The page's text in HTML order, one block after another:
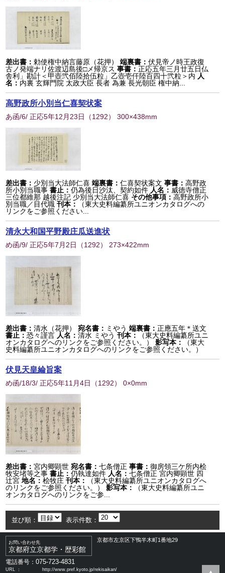
差出書：勅使権中納言藤原（花押） 端裏書：伏見帝ノ時王政復
古ノ発端ナリ佐渡辺島後□メ帰京ス 事書：正応五年三月廿五日仏
舎利」勘計＜甲壺弐佰陸拾伍粒」乙壺壱仟陸百四十弐粒＞内 人
名： 内裏 玄輝門院 太政大臣 長者 為兼 長光朝臣 権中納...
高野政所小別当仁喜契状案
あ函/6/ 正応5年12月23日 （1292） 300×438mm
差出書： 少別当大法師仁喜 端裏書：仁喜契状案文 事書：高野政
所小別当職事 書止：仍為後日沙汰、契約如件 人名： 威徳寺僧正
三位都維那 越後注記 少別当大法師仁喜 その他事項：高野政所小
別当職／目代職 刊本：
（東大史料編纂所ユニオンカタログへの
リンクをご参照ください...
清永大和国平野殿庄瓜送進状
め函/9/ 正応5年7月2日 （1292） 273×422mm
差出書：清水（花押） 宛名書： ミやう 端裏書：正應五年＊送文
書止：恐々謹言 人名：清水 ミやう 刊本：
（東大史料編纂所ユニ
オンカタログへのリンクをご参照ください。）
影写本：
（東大
史料編纂所ユニオンカタログへのリンクをご参照ください。）
伏見天皇綸旨案
め函/18/3/ 正応5年11月4日 （1292） 0×0mm
差出書：宮内卿顕世 宛名書：七条僧正 事書：御房領三ケ所内桧
牧安堵等之事 書止：仍執達如件 人名：七条僧正 宮内卿顕世 四
辻宮 地名：桧牧庄 刊本：
（東大史料編纂所ユニオンカタログへ
のリンクをご参照ください。）
影写本：
（東大史料編纂所ユニ
オンカタログへのリンクをご参...
並び順： 表示件数：
お問い合わせ先
京都府立京都学・歴彩館
京都市左京区下鴨半木町1番地29
電話番号：075-723-4831
URL ： http://www.pref.kyoto.jp/rekisaikan/